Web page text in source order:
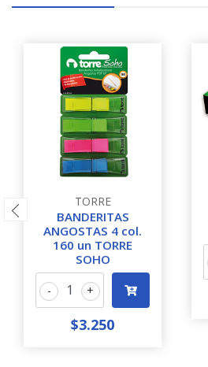
TORRE
BANDERITAS
ANGOSTAS 4 col.
160 un TORRE
SOHO
+
-
$3.250